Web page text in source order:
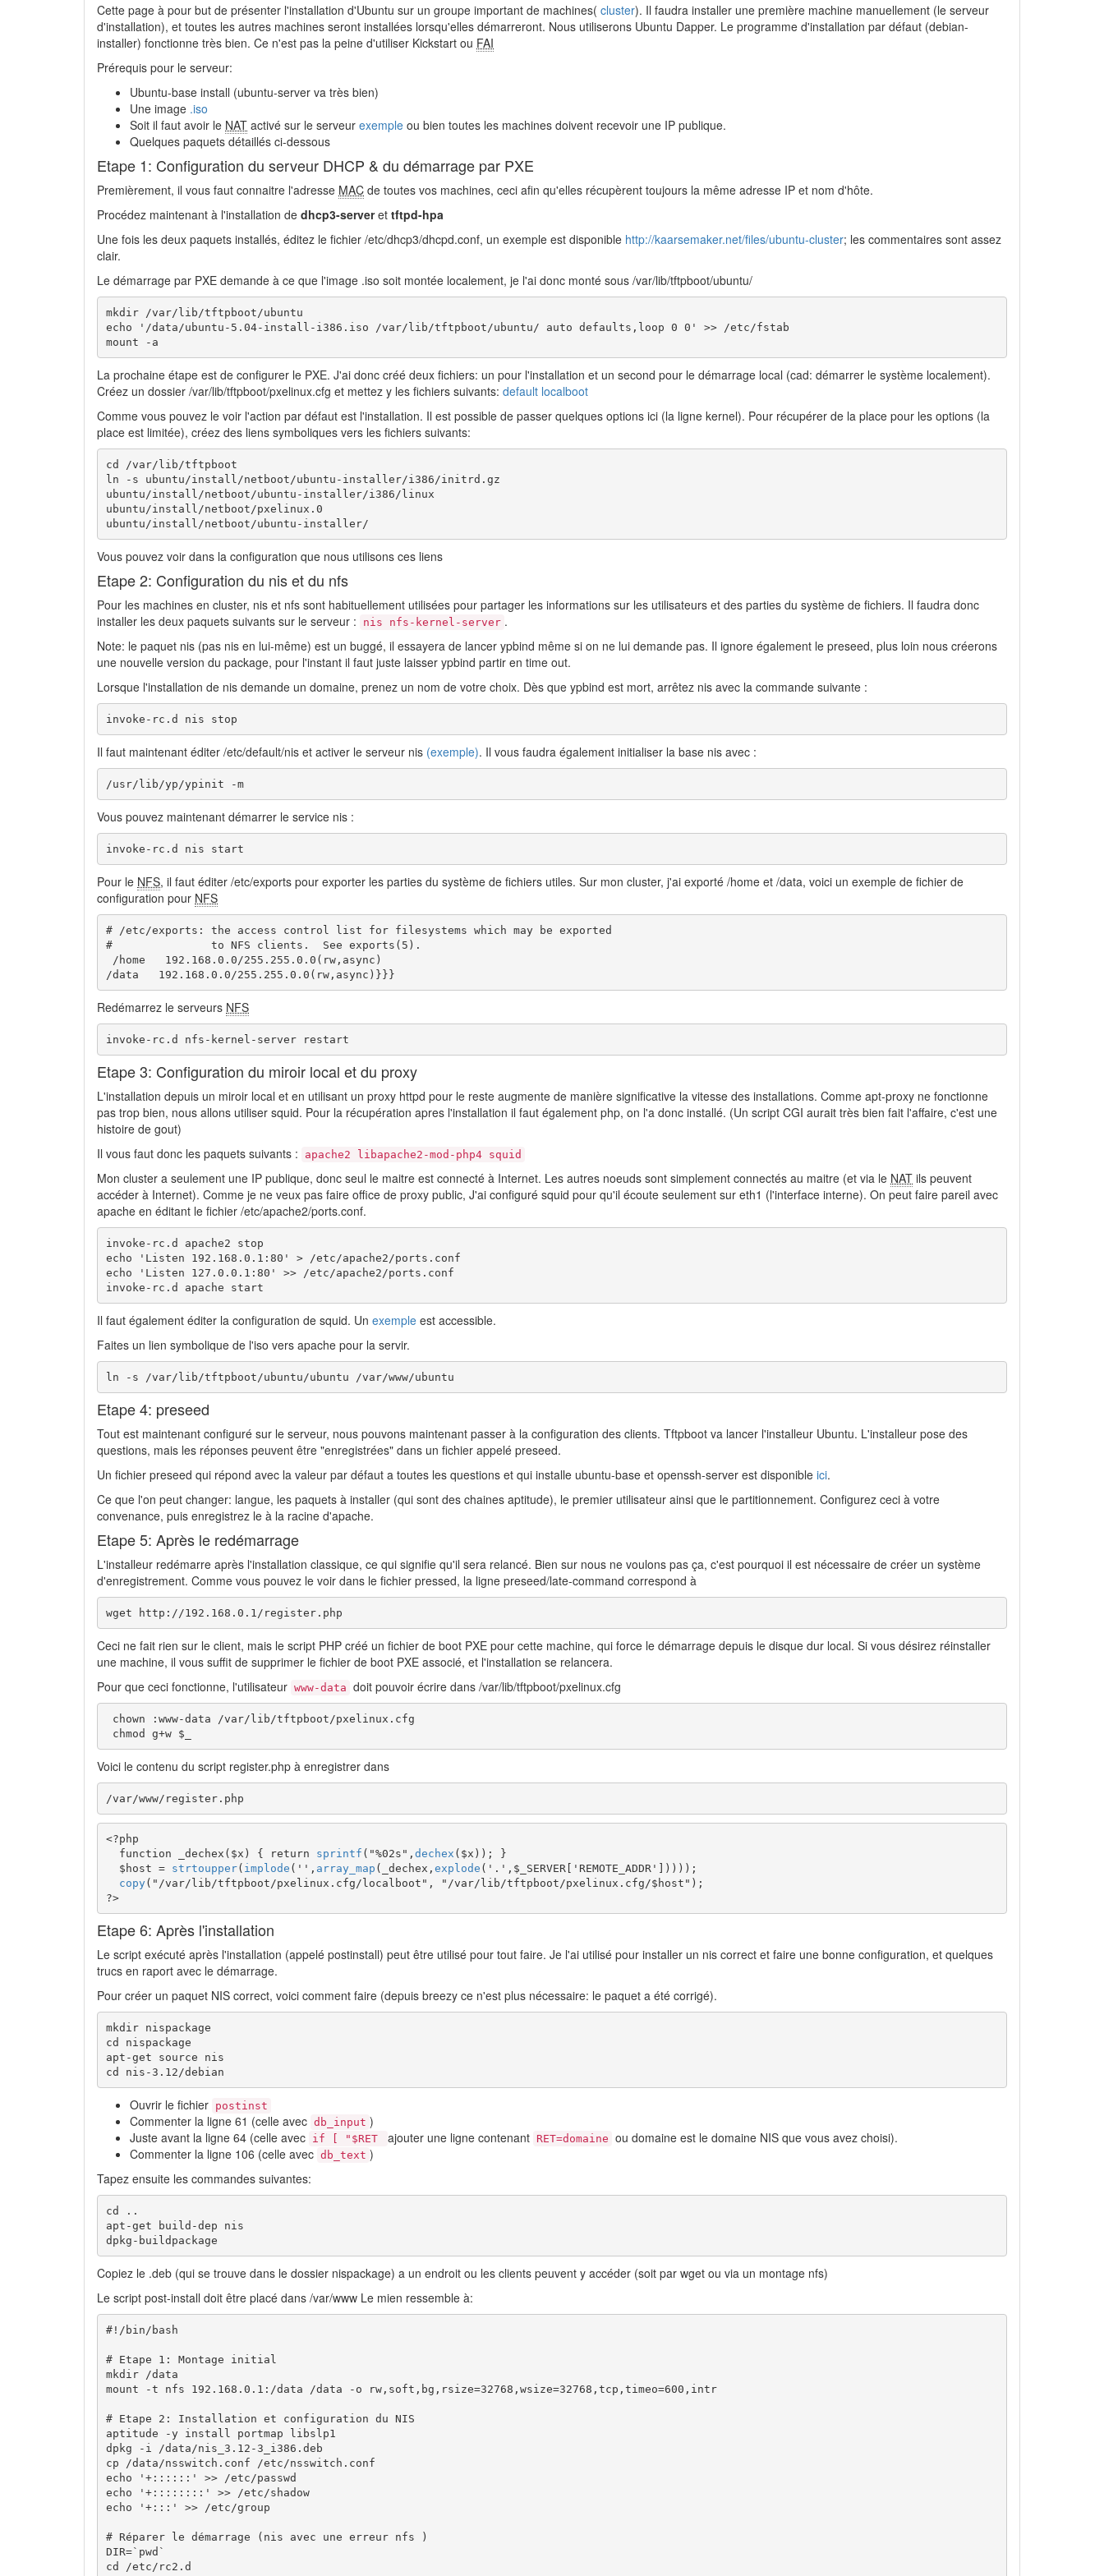
Cette page à pour but de présenter l'installation d'Ubuntu sur un groupe important de machines( cluster). Il faudra installer une première machine manuellement (le serveur
d'installation), et toutes les autres machines seront installées lorsqu'elles démarreront. Nous utiliserons Ubuntu Dapper. Le programme d'installation par défaut (debian-
installer) fonctionne très bien. Ce n'est pas la peine d'utiliser Kickstart ou FAI
Prérequis pour le serveur:
Ubuntu-base install (ubuntu-server va très bien)
Une image .iso
Soit il faut avoir le NAT activé sur le serveur exemple ou bien toutes les machines doivent recevoir une IP publique.
Quelques paquets détaillés ci-dessous
Etape 1: Configuration du serveur DHCP & du démarrage par PXE
Premièrement, il vous faut connaitre l'adresse MAC de toutes vos machines, ceci afin qu'elles récupèrent toujours la même adresse IP et nom d'hôte.
Procédez maintenant à l'installation de dhcp3-serveret tftpd-hpa
Une fois les deux paquets installés, éditez le fichier /etc/dhcp3/dhcpd.conf, un exemple est disponible http://kaarsemaker.net/files/ubuntu-cluster; les commentaires sont assez
clair.
Le démarrage par PXE demande à ce que l'image .iso soit montée localement, je l'ai donc monté sous /var/lib/tftpboot/ubuntu/
mkdir /var/lib/tftpboot/ubuntu
echo '/data/ubuntu-5.04-install-i386.iso /var/lib/tftpboot/ubuntu/ auto defaults,loop 0 0' >> /etc/fstab
mount -a
La prochaine étape est de configurer le PXE. J'ai donc créé deux fichiers: un pour l'installation et un second pour le démarrage local (cad: démarrer le système localement).
Créez un dossier /var/lib/tftpboot/pxelinux.cfg et mettez y les fichiers suivants: default localboot
Comme vous pouvez le voir l'action par défaut est l'installation. Il est possible de passer quelques options ici (la ligne kernel). Pour récupérer de la place pour les options (la
place est limitée), créez des liens symboliques vers les fichiers suivants:
cd /var/lib/tftpboot
ln -s ubuntu/install/netboot/ubuntu-installer/i386/initrd.gz
ubuntu/install/netboot/ubuntu-installer/i386/linux
ubuntu/install/netboot/pxelinux.0
ubuntu/install/netboot/ubuntu-installer/
Vous pouvez voir dans la configuration que nous utilisons ces liens
Etape 2: Configuration du nis et du nfs
Pour les machines en cluster, nis et nfs sont habituellement utilisées pour partager les informations sur les utilisateurs et des parties du système de fichiers. Il faudra donc
installer les deux paquets suivants sur le serveur :
nis nfs-kernel-server .
Note: le paquet nis (pas nis en lui-même) est un buggé, il essayera de lancer ypbind même si on ne lui demande pas. Il ignore également le preseed, plus loin nous créerons
une nouvelle version du package, pour l'instant il faut juste laisser ypbind partir en time out.
Lorsque l'installation de nis demande un domaine, prenez un nom de votre choix. Dès que ypbind est mort, arrêtez nis avec la commande suivante :
invoke-rc.d nis stop
Il faut maintenant éditer /etc/default/nis et activer le serveur nis (exemple). Il vous faudra également initialiser la base nis avec :
/usr/lib/yp/ypinit -m
Vous pouvez maintenant démarrer le service nis :
invoke-rc.d nis start
Pour le NFS, il faut éditer /etc/exports pour exporter les parties du système de fichiers utiles. Sur mon cluster, j'ai exporté /home et /data, voici un exemple de fichier de
configuration pour NFS
# /etc/exports: the access control list for filesystems which may be exported
#               to NFS clients.  See exports(5).
/home   192.168.0.0/255.255.0.0(rw,async)
/data   192.168.0.0/255.255.0.0(rw,async)}}}
Redémarrez le serveurs NFS
invoke-rc.d nfs-kernel-server restart
Etape 3: Configuration du miroir local et du proxy
L'installation depuis un miroir local et en utilisant un proxy httpd pour le reste augmente de manière significative la vitesse des installations. Comme apt-proxy ne fonctionne
pas trop bien, nous allons utiliser squid. Pour la récupération apres l'installation il faut également php, on l'a donc installé. (Un script CGI aurait très bien fait l'affaire, c'est une
histoire de gout)
Il vous faut donc les paquets suivants :
apache2 libapache2-mod-php4 squid
Mon cluster a seulement une IP publique, donc seul le maitre est connecté à Internet. Les autres noeuds sont simplement connectés au maitre (et via le NAT ils peuvent
accéder à Internet). Comme je ne veux pas faire office de proxy public, J'ai configuré squid pour qu'il écoute seulement sur eth1 (l'interface interne). On peut faire pareil avec
apache en éditant le fichier /etc/apache2/ports.conf.
invoke-rc.d apache2 stop
echo 'Listen 192.168.0.1:80' > /etc/apache2/ports.conf
echo 'Listen 127.0.0.1:80' >> /etc/apache2/ports.conf
invoke-rc.d apache start
Il faut également éditer la configuration de squid. Un exemple est accessible.
Faites un lien symbolique de l'iso vers apache pour la servir.
ln -s /var/lib/tftpboot/ubuntu/ubuntu /var/www/ubuntu
Etape 4: preseed
Tout est maintenant configuré sur le serveur, nous pouvons maintenant passer à la configuration des clients. Tftpboot va lancer l'installeur Ubuntu. L'installeur pose des
questions, mais les réponses peuvent être "enregistrées" dans un fichier appelé preseed.
Un fichier preseed qui répond avec la valeur par défaut a toutes les questions et qui installe ubuntu-base et openssh-server est disponible ici.
Ce que l'on peut changer: langue, les paquets à installer (qui sont des chaines aptitude), le premier utilisateur ainsi que le partitionnement. Configurez ceci à votre
convenance, puis enregistrez le à la racine d'apache.
Etape 5: Après le redémarrage
L'installeur redémarre après l'installation classique, ce qui signifie qu'il sera relancé. Bien sur nous ne voulons pas ça, c'est pourquoi il est nécessaire de créer un système
d'enregistrement. Comme vous pouvez le voir dans le fichier pressed, la ligne preseed/late-command correspond à
wget http://192.168.0.1/register.php
Ceci ne fait rien sur le client, mais le script PHP créé un fichier de boot PXE pour cette machine, qui force le démarrage depuis le disque dur local. Si vous désirez réinstaller
une machine, il vous suffit de supprimer le fichier de boot PXE associé, et l'installation se relancera.
Pour que ceci fonctionne, l'utilisateur www-data doit pouvoir écrire dans /var/lib/tftpboot/pxelinux.cfg
chown :www-data /var/lib/tftpboot/pxelinux.cfg
chmod g+w $_
Voici le contenu du script register.php à enregistrer dans
/var/www/register.php
<?php
function _dechex ( $x ) { return sprintf ( "%02s " , dechex ( $x ) ) ;
}
$host = strtoupper( implode ( '' , array_map ( _dechex , explode ( '.' , $_SERVER [ 'REMOTE_ADDR' ] ) ) ) ) ;
copy( "/var/lib/tftpboot/pxelinux.cfg/localboot" , "/var/lib/tftpboot/pxelinux.cfg/$host " ) ;
?>
Etape 6: Après l'installation
Le script exécuté après l'installation (appelé postinstall) peut être utilisé pour tout faire. Je l'ai utilisé pour installer un nis correct et faire une bonne configuration, et quelques
trucs en raport avec le démarrage.
Pour créer un paquet NIS correct, voici comment faire (depuis breezy ce n'est plus nécessaire: le paquet a été corrigé).
mkdir nispackage
cd nispackage
apt-get source nis
cd nis-3.12/debian
Ouvrir le fichier postinst
Commenter la ligne 61 (celle avec db_input )
Juste avant la ligne 64 (celle avec if [ "$RET ajouter une ligne contenant RET=domaine ou domaine est le domaine NIS que vous avez choisi).
Commenter la ligne 106 (celle avec db_text )
Tapez ensuite les commandes suivantes:
cd ..
apt-get build-dep nis
dpkg-buildpackage
Copiez le .deb (qui se trouve dans le dossier nispackage) a un endroit ou les clients peuvent y accéder (soit par wget ou via un montage nfs)
Le script post-install doit être placé dans /var/www Le mien ressemble à:
#!/bin/bash
# Etape 1: Montage initial
mkdir /data
mount -t nfs 192.168.0.1:/data /data -o rw,soft,bg,rsize=32768,wsize=32768,tcp,timeo=600,intr
# Etape 2: Installation et configuration du NIS
aptitude -y install portmap libslp1
dpkg -i /data/nis_3.12-3_i386.deb
cp /data/nsswitch.conf /etc/nsswitch.conf
echo '+::::::' >> /etc/passwd
echo '+::::::::' >> /etc/shadow
echo '+:::' >> /etc/group
# Réparer le démarrage (nis avec une erreur nfs )
DIR=`pwd`
cd /etc/rc2.d